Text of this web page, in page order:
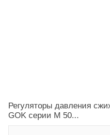
Регуляторы давления
GOK серии M 50...